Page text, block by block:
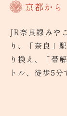
京都から
JR奈良線みや
り、「奈良」
り換え、「帯
トル、徒歩5分